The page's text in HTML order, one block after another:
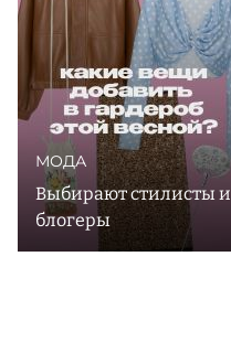
МОДА
Выбирают стилисты и
блогеры